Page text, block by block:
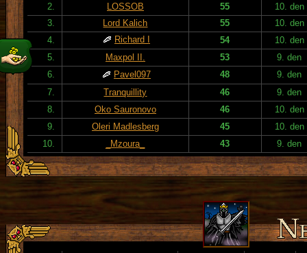
2.
LOSSOB 55
10. den
3.
Lord Kalich 55
10. den
4.
Richard I 54
10. den
5.
Maxpol II. 53
9. den
6.
Pavel097 48
9. den
7.
Tranquillity 46
9. den
8.
Oko Sauronovo 46
10. den
9.
Oleri Madlesberg 45
10. den
10.
_Mzoura_ 43 9. den